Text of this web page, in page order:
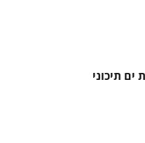
ים תיכוני